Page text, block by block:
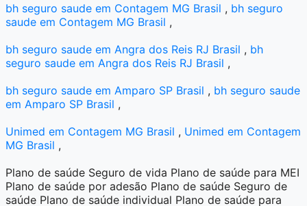
bh seguro saude em Contagem MG Brasil , bh seguro
saude em Contagem MG Brasil ,
bh seguro saude em Angra dos Reis RJ Brasil , bh
seguro saude em Angra dos Reis RJ Brasil ,
bh seguro saude em Amparo SP Brasil , bh seguro saude
em Amparo SP Brasil ,
Unimed em Contagem MG Brasil , Unimed em Contagem
MG Brasil ,
Plano de saúde Seguro de vida Plano de saúde para MEI
Plano de saúde por adesão Plano de saúde Seguro de
saúde Plano de saúde individual Plano de saúde para